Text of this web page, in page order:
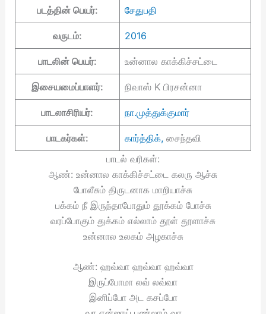
படத்தின் பெயர்: சேதுபதி
வருடம்: 2016
பாடலின் பெயர்: உன்னால காக்கிச்சட்டை
இசையமைப்பாளர்: நிவாஸ் K பிரசன்னா
பாடலாசிரியர்: நா.முத்துக்குமார்
பாடகர்கள்: கார்த்திக், சைந்தவி
பாடல் வரிகள்:
ஆண்: உன்னால காக்கிச்சட்டை கலரு ஆச்சு
போலீசும் திருடனாக மாறியாச்சு
பக்கம் நீ இருந்தாபோதும் தூக்கம் போச்சு
வரப்போகும் துக்கம் எல்லாம் தூள் தூளாச்சு
உன்னால உலகம் அழகாச்சு
ஆண்: ஹவ்வா ஹவ்வா ஹவ்வா
இருப்போமா லவ் லவ்வா
இனிப்போ அட கசப்போ